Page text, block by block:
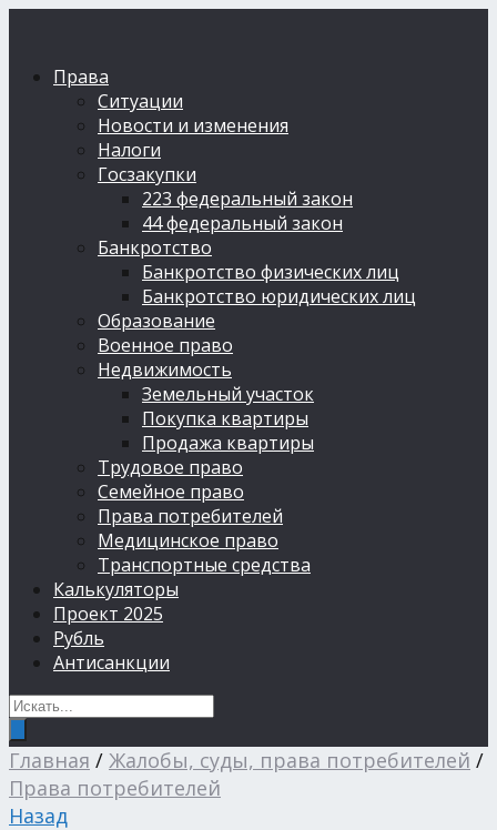
Права
Ситуации
Новости и изменения
Налоги
Госзакупки
223 федеральный закон
44 федеральный закон
Банкротство
Банкротство физических лиц
Банкротство юридических лиц
Образование
Военное право
Недвижимость
Земельный участок
Покупка квартиры
Продажа квартиры
Трудовое право
Семейное право
Права потребителей
Медицинское право
Транспортные средства
Калькуляторы
Проект 2025
Рубль
Антисанкции
Главная / Жалобы, суды, права потребителей /
Права потребителей
Назад